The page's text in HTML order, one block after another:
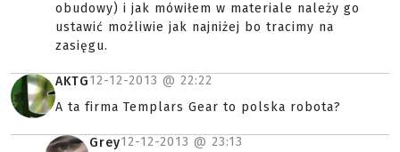
obudowy) i jak mówiłem w materiale należy go
ustawić możliwie jak najniżej bo tracimy na
zasięgu.
AKTG12-12-2013 @ 22:22
A ta firma Templars Gear to polska robota?
Grey12-12-2013 @ 23:13